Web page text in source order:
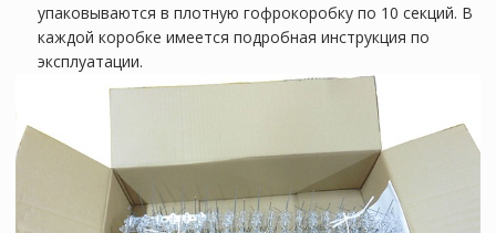
упаковываются в плотную гофрокоробку по 10 секций. В
каждой коробке имеется подробная инструкция по
эксплуатации.